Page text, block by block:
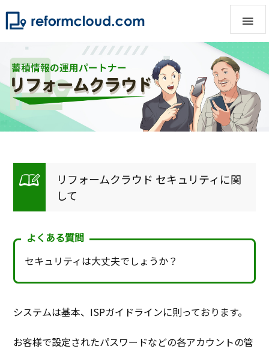

リフォームクラウド セキュリティに関
して
よくある質問
セキュリティは大丈夫でしょうか？
システムは基本、ISPガイドラインに則っております。
お客様で設定されたパスワードなどの各アカウントの管